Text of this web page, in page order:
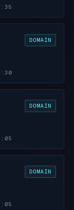
DOMAIN
DOMAIN
DOMAIN